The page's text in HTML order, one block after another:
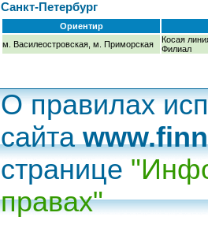
Санкт-Петербург
Ориентир
м. Василеостровская, м. Приморская
Косая
Филиал
О правилах
сайта
странице
правах"